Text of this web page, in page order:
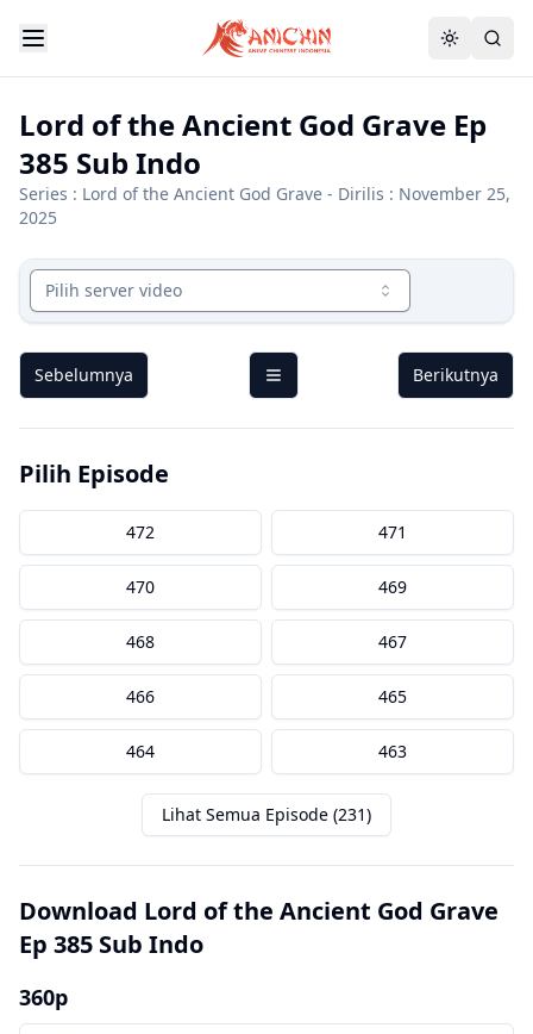
Lord of the Ancient God Grave Ep
385 Sub Indo
Series : Lord of the Ancient God Grave - Dirilis : November 25,
2025
Pilih server video
Sebelumnya Berikutnya
Pilih Episode
472 471
470 469
468 467
466 465
464 463
Lihat Semua Episode (231)
Download Lord of the Ancient God Grave
Ep 385 Sub Indo
360p